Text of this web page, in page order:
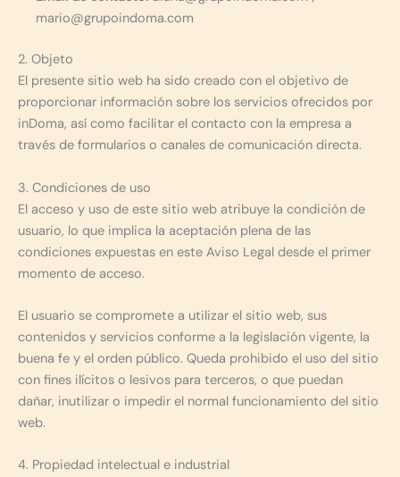
mario@grupoindoma.com
2. Objeto
El presente sitio web ha sido creado con el objetivo de
proporcionar información sobre los servicios ofrecidos por
inDoma, así como facilitar el contacto con la empresa a
través de formularios o canales de comunicación directa.
3. Condiciones de uso
El acceso y uso de este sitio web atribuye la condición de
usuario, lo que implica la aceptación plena de las
condiciones expuestas en este Aviso Legal desde el primer
momento de acceso.
El usuario se compromete a utilizar el sitio web, sus
contenidos y servicios conforme a la legislación vigente, la
buena fe y el orden público. Queda prohibido el uso del sitio
con fines ilícitos o lesivos para terceros, o que puedan
dañar, inutilizar o impedir el normal funcionamiento del sitio
web.
4. Propiedad intelectual e industrial